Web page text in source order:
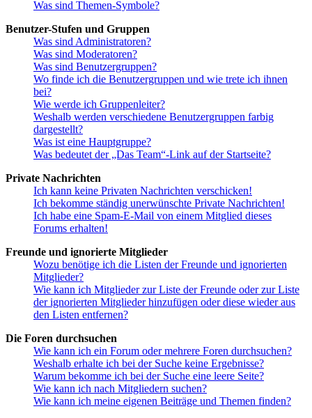
Was sind Themen-Symbole?
Benutzer-Stufen und Gruppen
Was sind Administratoren?
Was sind Moderatoren?
Was sind Benutzergruppen?
Wo finde ich die Benutzergruppen und wie trete ich ihnen
bei?
Wie werde ich Gruppenleiter?
Weshalb werden verschiedene Benutzergruppen farbig
dargestellt?
Was ist eine Hauptgruppe?
Was bedeutet der „Das Team“-Link auf der Startseite?
Private Nachrichten
Ich kann keine Privaten Nachrichten verschicken!
Ich bekomme ständig unerwünschte Private Nachrichten!
Ich habe eine Spam-E-Mail von einem Mitglied dieses
Forums erhalten!
Freunde und ignorierte Mitglieder
Wozu benötige ich die Listen der Freunde und ignorierten
Mitglieder?
Wie kann ich Mitglieder zur Liste der Freunde oder zur Liste
der ignorierten Mitglieder hinzufügen oder diese wieder aus
den Listen entfernen?
Die Foren durchsuchen
Wie kann ich ein Forum oder mehrere Foren durchsuchen?
Weshalb erhalte ich bei der Suche keine Ergebnisse?
Warum bekomme ich bei der Suche eine leere Seite?
Wie kann ich nach Mitgliedern suchen?
Wie kann ich meine eigenen Beiträge und Themen finden?